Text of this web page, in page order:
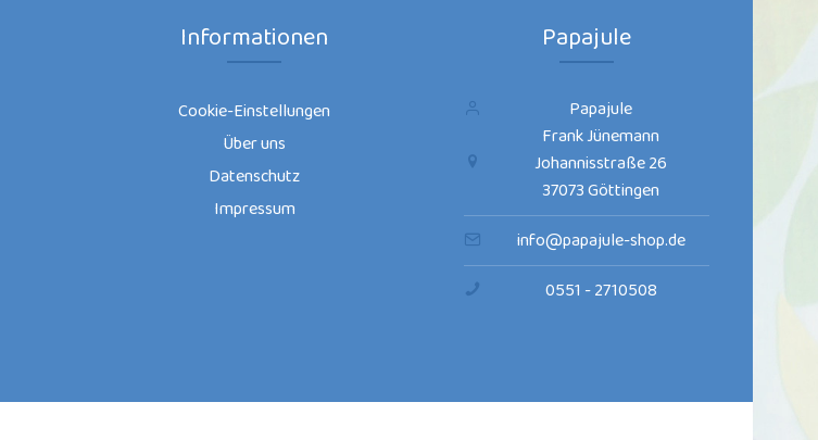
Informationen
Cookie-Einstellungen
Über uns
Datenschutz
Impressum
Papajule
Papajule
Frank Jünemann
Johannisstraße 26
37073 Göttingen
info@papajule-shop.de
0551 - 2710508